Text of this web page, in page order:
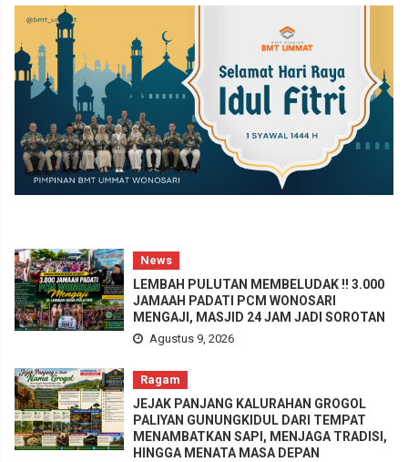
News
LEMBAH PULUTAN MEMBELUDAK !! 3.000
JAMAAH PADATI PCM WONOSARI
MENGAJI, MASJID 24 JAM JADI SOROTAN
Agustus 9, 2026
Ragam
JEJAK PANJANG KALURAHAN GROGOL
PALIYAN GUNUNGKIDUL DARI TEMPAT
MENAMBATKAN SAPI, MENJAGA TRADISI,
HINGGA MENATA MASA DEPAN